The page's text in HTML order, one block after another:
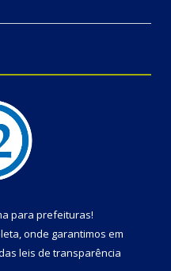
para prefeituras!
onde garantimos em
leis de transparência